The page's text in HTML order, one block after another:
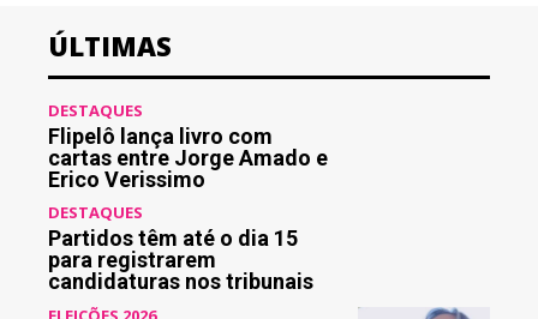
ÚLTIMAS
DESTAQUES
Flipelô lança livro com
cartas entre Jorge Amado e
Erico Verissimo
DESTAQUES
Partidos têm até o dia 15
para registrarem
candidaturas nos tribunais